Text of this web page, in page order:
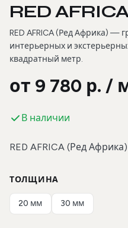
RED
RED AFRICA (Ред Африка) —
интерьерных и
квадратный метр.
от 9 780 р. /
В наличии
RED AFRICA (Ред Африка)
ТОЛЩИНА
20 мм 30 мм